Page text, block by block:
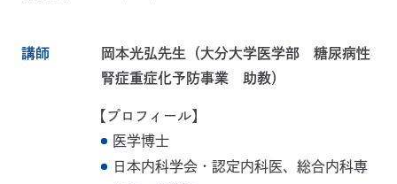
講師
岡本光弘先生（大分大学医学部 糖尿病性
腎症重症化予防事業 助教）
【プロフィール】
医学博士
日本内科学会・認定内科医、総合内科専